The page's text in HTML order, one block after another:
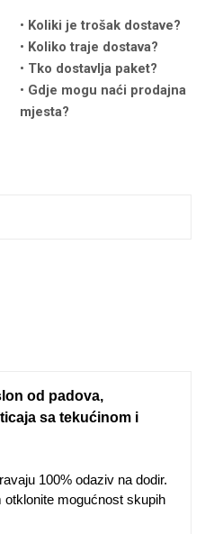
Koliki je trošak dostave?
Koliko traje dostava?
Tko dostavlja paket?
Gdje mogu naći prodajna
mjesta?
od padova,
sa tekućinom i
100% odaziv na dodir.
mogućnost skupih
Halloween